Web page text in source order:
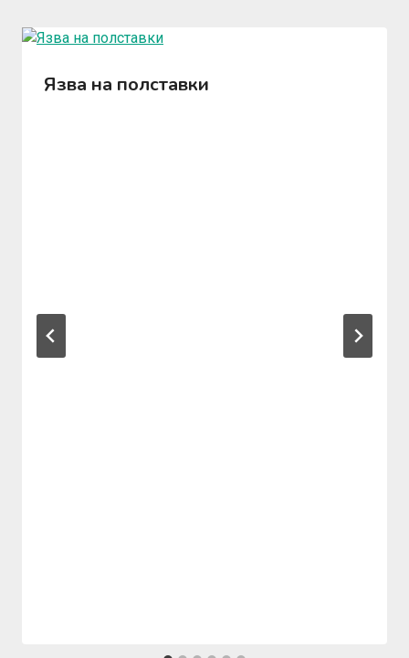
Язва на полставки